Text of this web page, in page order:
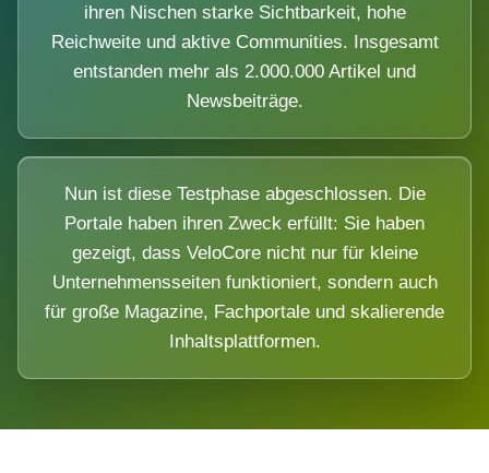
ihren Nischen starke Sichtbarkeit, hohe
Reichweite und aktive Communities. Insgesamt
entstanden mehr als 2.000.000 Artikel und
Newsbeiträge.
Nun ist diese Testphase abgeschlossen. Die
Portale haben ihren Zweck erfüllt: Sie haben
gezeigt, dass VeloCore nicht nur für kleine
Unternehmensseiten funktioniert, sondern auch
für große Magazine, Fachportale und skalierende
Inhaltsplattformen.